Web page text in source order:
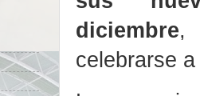
diciembre,
celebrarse